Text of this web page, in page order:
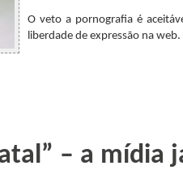
O veto a pornografia é
liberdade de expressão na web.
– a mídia